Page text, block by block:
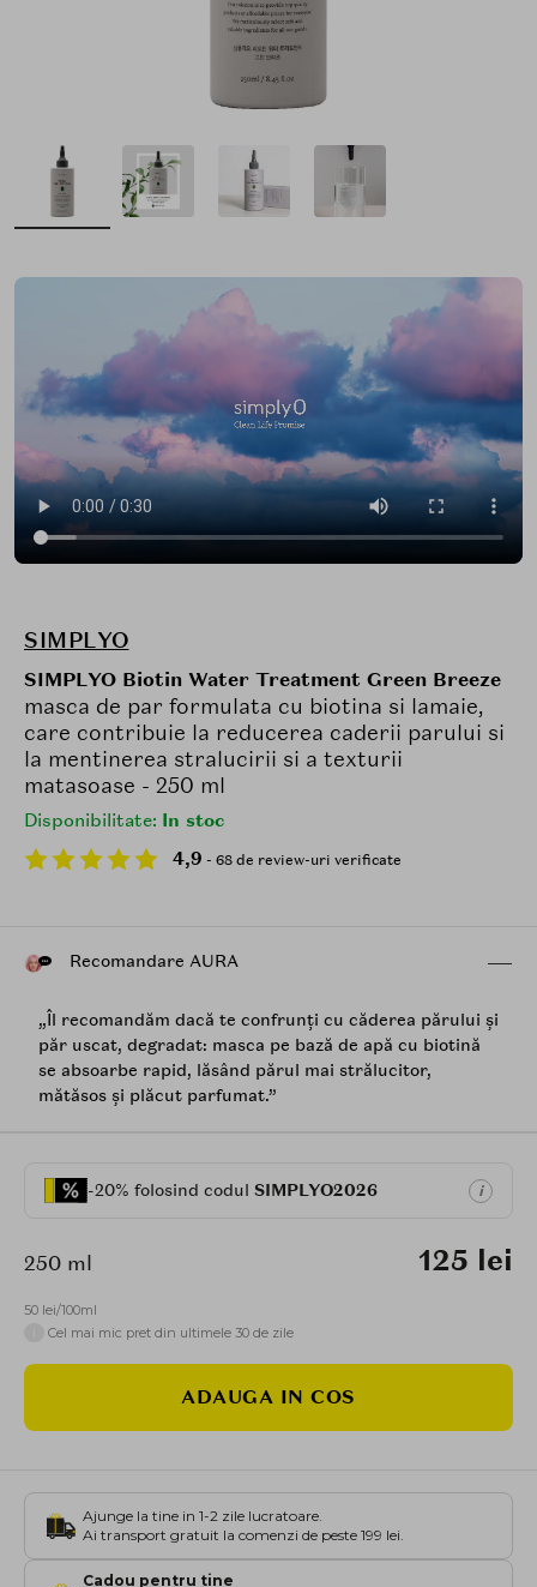
SIMPLYO
SIMPLYO Biotin Water Treatment Green Breeze
masca de par formulata cu biotina si lamaie,
care contribuie la reducerea caderii parului si
la mentinerea stralucirii si a texturii
matasoase - 250 ml
Disponibilitate: In stoc
4,9 - 68 de review-uri verificate
Recomandare AURA
„Îl recomandăm dacă te confrunți cu căderea părului și
păr uscat, degradat: masca pe bază de apă cu biotină
se absoarbe rapid, lăsând părul mai strălucitor,
mătăsos și plăcut parfumat.”
-20% folosind codul SIMPLYO2026 i
250 ml 125 lei
50 lei/100ml
Cel mai mic pret din ultimele 30 de zile
ADAUGA IN COS
Ajunge la tine in 1-2 zile lucratoare.
Ai transport gratuit la comenzi de peste 199 lei.
Cadou pentru tine